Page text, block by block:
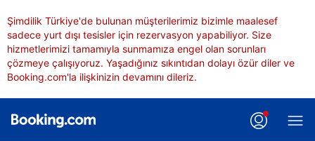
Şimdilik Türkiye'de bulunan müşterilerimiz bizimle maalesef
sadece yurt dışı tesisler için rezervasyon yapabiliyor. Size
hizmetlerimizi tamamıyla sunmamıza engel olan sorunları
çözmeye çalışıyoruz. Yaşadığınız sıkıntıdan dolayı özür diler ve
Booking.com'la ilişkinizin devamını dileriz.